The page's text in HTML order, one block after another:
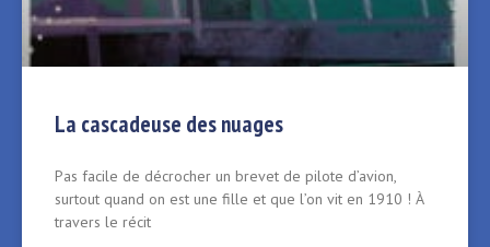
La cascadeuse des nuages
Pas facile de décrocher un brevet de pilote d’avion,
surtout quand on est une fille et que l’on vit en 1910 ! À
travers le récit